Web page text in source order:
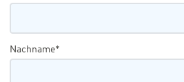
Nachname*